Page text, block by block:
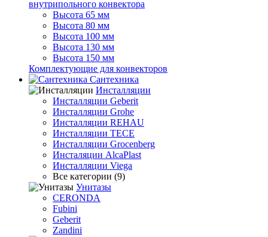
внутрипольного конвектора
Высота 65 мм
Высота 80 мм
Высота 100 мм
Высота 130 мм
Высота 150 мм
Комплектующие для конвекторов
Сантехника
Инсталляции
Инсталляции Geberit
Инсталляции Grohe
Инсталляции REHAU
Инсталляции TECE
Инсталляции Grocenberg
Инсталяции AlcaPlast
Инсталляции Viega
Все категории (9)
Унитазы
CERONDA
Fubini
Geberit
Zandini